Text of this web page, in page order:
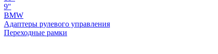
9"
BMW
Адаптеры рулевого управления
Переходные рамки